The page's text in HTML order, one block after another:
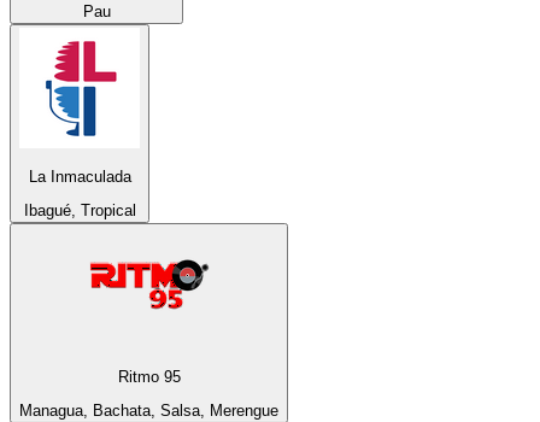
Pau
La Inmaculada
Ibagué, Tropical
Ritmo 95
Managua, Bachata, Salsa, Merengue